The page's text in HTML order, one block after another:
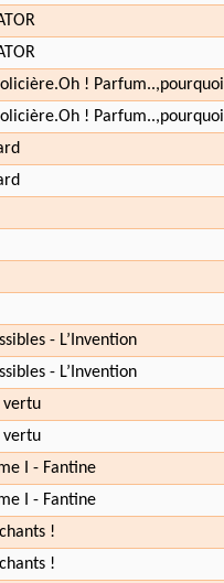
! Parfum..,pourquoi
! Parfum..,pourquoi
- L’Invention
- L’Invention
vertu
vertu
I - Fantine
I - Fantine
!
!